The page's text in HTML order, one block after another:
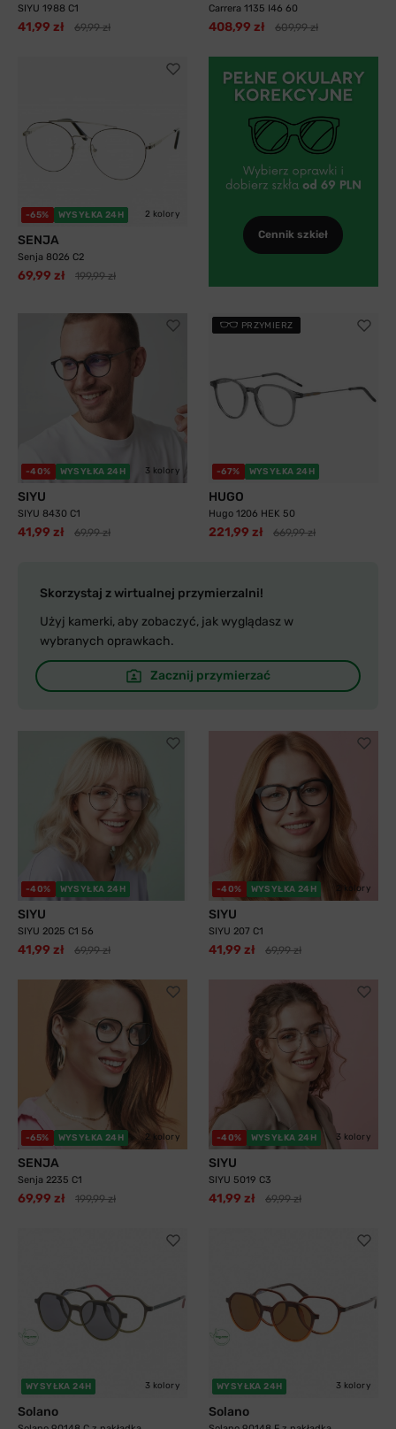
SIYU 1988 C1
41,99 zł 69,99 zł
Carrera 1135 I46 60
408,99 zł 609,99 zł
-65% WYSYŁKA 24H 2 kolory
SENJA
Senja 8026 C2
69,99 zł 199,99 zł
Cennik szkieł
-40% WYSYŁKA 24H 3 kolory
SIYU
SIYU 8430 C1
41,99 zł 69,99 zł
Skorzystaj z wirtualnej przymierzalni!
Użyj kamerki, aby zobaczyć, jak wyglądasz w
wybranych oprawkach.
Zacznij przymierzać
PRZYMIERZ
-67% WYSYŁKA 24H
HUGO
Hugo 1206 HEK 50
221,99 zł 669,99 zł
-40% WYSYŁKA 24H
SIYU
SIYU 2025 C1 56
41,99 zł 69,99 zł
-40% WYSYŁKA 24H 2 kolory
SIYU
SIYU 207 C1
41,99 zł 69,99 zł
-65% WYSYŁKA 24H 2 kolory
SENJA
Senja 2235 C1
69,99 zł 199,99 zł
-40% WYSYŁKA 24H 3 kolory
SIYU
SIYU 5019 C3
41,99 zł 69,99 zł
WYSYŁKA 24H 3 kolory
Solano
WYSYŁKA 24H 3 kolory
Solano